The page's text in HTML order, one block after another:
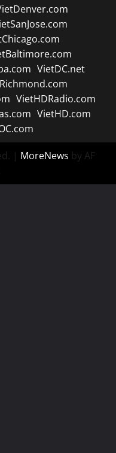
VietDC.net
VietHDRadio.com
VietHD.com
| MoreNews by AF